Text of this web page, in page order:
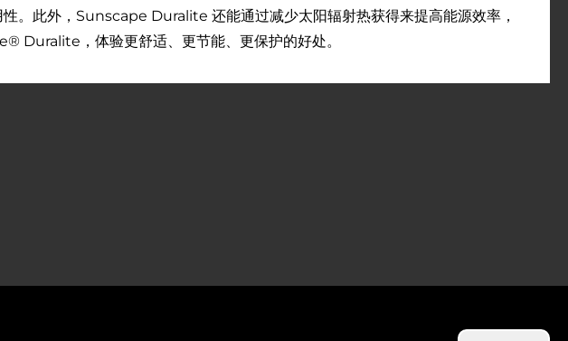
。此外，Sunscape Duralite 还能通过减少太阳辐射热获得来提高能源效率，
Duralite，体验更舒适、更节能、更保护的好处。